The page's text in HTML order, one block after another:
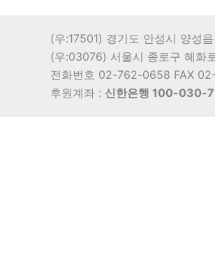
(우:17501) 경기도 안성시 양성
(우:03076) 서울시 종로구 혜화
전화번호 02-762-0658 FAX
후원계좌 : 신한은행 100-030-